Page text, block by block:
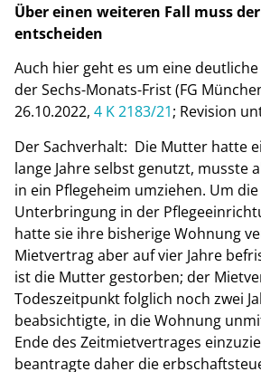
Über einen weiteren Fall muss
entscheiden
Auch hier geht es um eine
der Sechs-Monats-Frist (FG
26.10.2022, 4 K 2183/21; Revision
Der Sachverhalt: Die Mutter hatte
lange Jahre selbst genutzt, musste
in ein Pflegeheim umziehen. Um
Unterbringung in der
hatte sie ihre bisherige Wohnung
Mietvertrag aber auf vier Jahre
ist die Mutter gestorben; der
Todeszeitpunkt folglich noch zwei
beabsichtigte, in die Wohnung
Ende des Zeitmietvertrages
beantragte daher die